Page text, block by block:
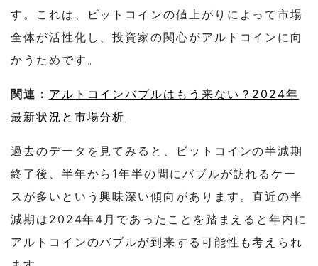
す。これは、ビットコインの値上がりによって市場
全体が活性化し、投資家の関心がアルトコインに向
かうためです。
関連： アルトコインバブルはもう来ない？2024年
最新状況と市場分析
過去のデータを見てみると、ビットコインの半減期
終了後、半年から1年半の間にバブルが訪れるケー
スが多いという興味深い傾向があります。直近の半
減期は2024年4月であったことを踏まえると年内に
アルトコインのバブルが到来する可能性も考えられ